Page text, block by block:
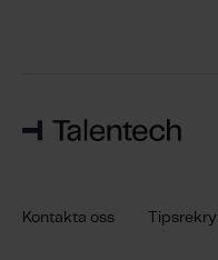
Kontakta oss